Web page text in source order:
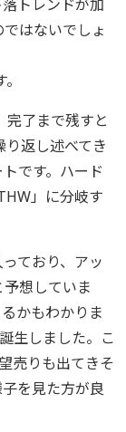
トレンドが加
はないでしょ
了まで残すと
返し述べてき
です。ハード
」に分岐す
ており、アッ
想していま
かもわかりま
生しました。こ
売りも出てきそ
を見た方が良